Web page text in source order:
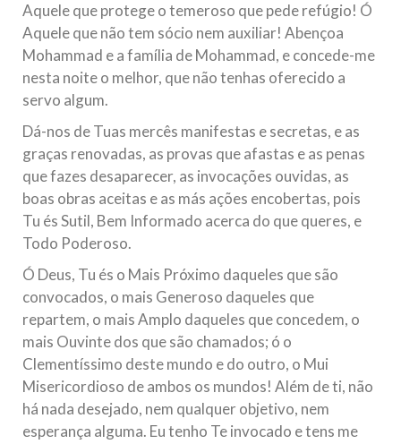
Aquele que protege o temeroso que pede refúgio! Ó
Aquele que não tem sócio nem auxiliar! Abençoa
Mohammad e a família de Mohammad, e concede-me
nesta noite o melhor, que não tenhas oferecido a
servo algum.
Dá-nos de Tuas mercês manifestas e secretas, e as
graças renovadas, as provas que afastas e as penas
que fazes desaparecer, as invocações ouvidas, as
boas obras aceitas e as más ações encobertas, pois
Tu és Sutil, Bem Informado acerca do que queres, e
Todo Poderoso.
Ó Deus, Tu és o Mais Próximo daqueles que são
convocados, o mais Generoso daqueles que
repartem, o mais Amplo daqueles que concedem, o
mais Ouvinte dos que são chamados; ó o
Clementíssimo deste mundo e do outro, o Mui
Misericordioso de ambos os mundos! Além de ti, não
há nada desejado, nem qualquer objetivo, nem
esperança alguma. Eu tenho Te invocado e tens me